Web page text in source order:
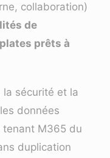
collaboration)
de
prêts à
sécurité et la
données
tenant M365 du
duplication